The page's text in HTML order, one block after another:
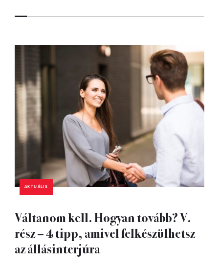
AKTUÁLIS
Váltanom kell. Hogyan tovább? V.
rész – 4 tipp, amivel felkészülhetsz
az állásinterjúra